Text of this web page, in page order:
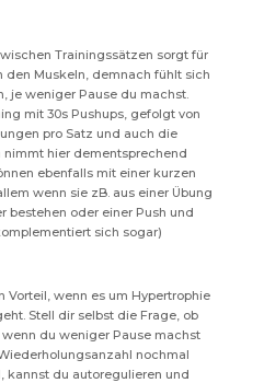
Trainingssätzen sorgt für
den Muskeln, demnach fühlt sich
je weniger Pause du machst.
mit 30s Pushups, gefolgt von
pro Satz und auch die
hier dementsprechend
ebenfalls mit einer kurzen
wenn sie zB. aus einer Übung
bestehen oder einer Push und
sich sogar)
Vorteil, wenn es um Hypertrophie
Stell dir selbst die Frage, ob
du weniger Pause machst
nochmal
kannst du autoregulieren und